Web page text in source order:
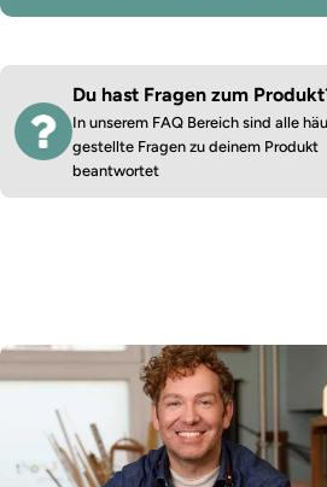
Du hast Fragen zum
In unserem FAQ Bereich sind alle
gestellte Fragen zu deinem Produkt
beantwortet